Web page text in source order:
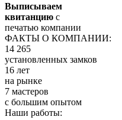
Выписываем
квитанцию с
печатью компании
ФАКТЫ О КОМПАНИИ:
14 265
установленных замков
16 лет
на рынке
7 мастеров
с большим опытом
Наши работы: